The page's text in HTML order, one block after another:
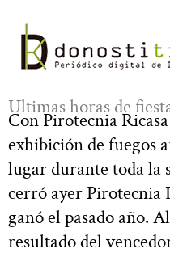
contenido
Últimas horas de
Con Pirotecnia
exhibición de fuegos
lugar durante toda la
cerró ayer Pirotecnia
ganó el pasado año.
resultado del